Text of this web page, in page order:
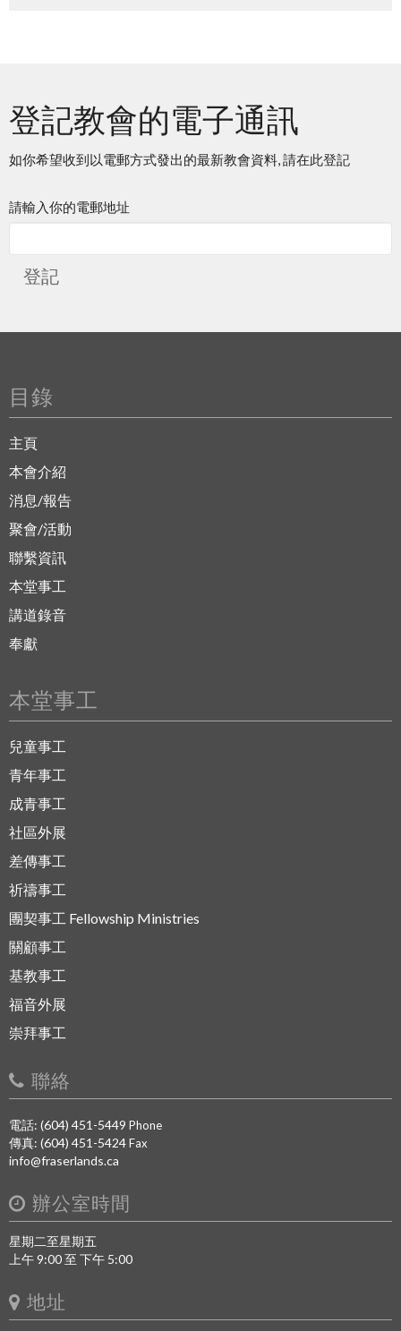
登記教會的電子通訊
如你希望收到以電郵方式發出的最新教會資料, 請在此登記
請輸入你的電郵地址
登記
目錄
主頁
本會介紹
消息/報告
聚會/活動
聯繫資訊
本堂事工
講道錄音
奉獻
本堂事工
兒童事工
青年事工
成青事工
社區外展
差傳事工
祈禱事工
團契事工 Fellowship Ministries
關顧事工
基教事工
福音外展
崇拜事工
聯絡
電話: (604) 451-5449 Phone
傳真: (604) 451-5424Fax
info@fraserlands.ca
辦公室時間
星期二至星期五
上午 9:00 至 下午 5:00
地址